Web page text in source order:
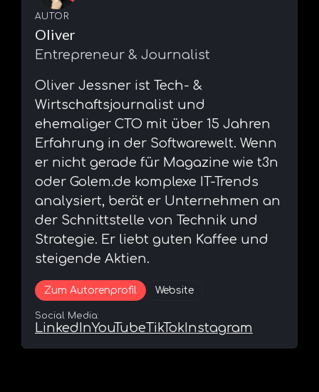
AUTOR
Oliver
Entrepreneur & Journalist
⁠Oliver Jessner ist Tech- &
Wirtschaftsjournalist und
ehemaliger CTO mit über 15 Jahren
Erfahrung in der Softwarewelt. Wenn
er nicht gerade für Magazine wie t3n
oder Golem.de komplexe IT-Trends
analysiert, berät er Unternehmen an
der Schnittstelle von Technik und
Strategie. Er liebt guten Kaffee und
steigende Aktien.
Zum Autorenprofil Website
Social Media:
LinkedInYouTubeTikTokInstagram